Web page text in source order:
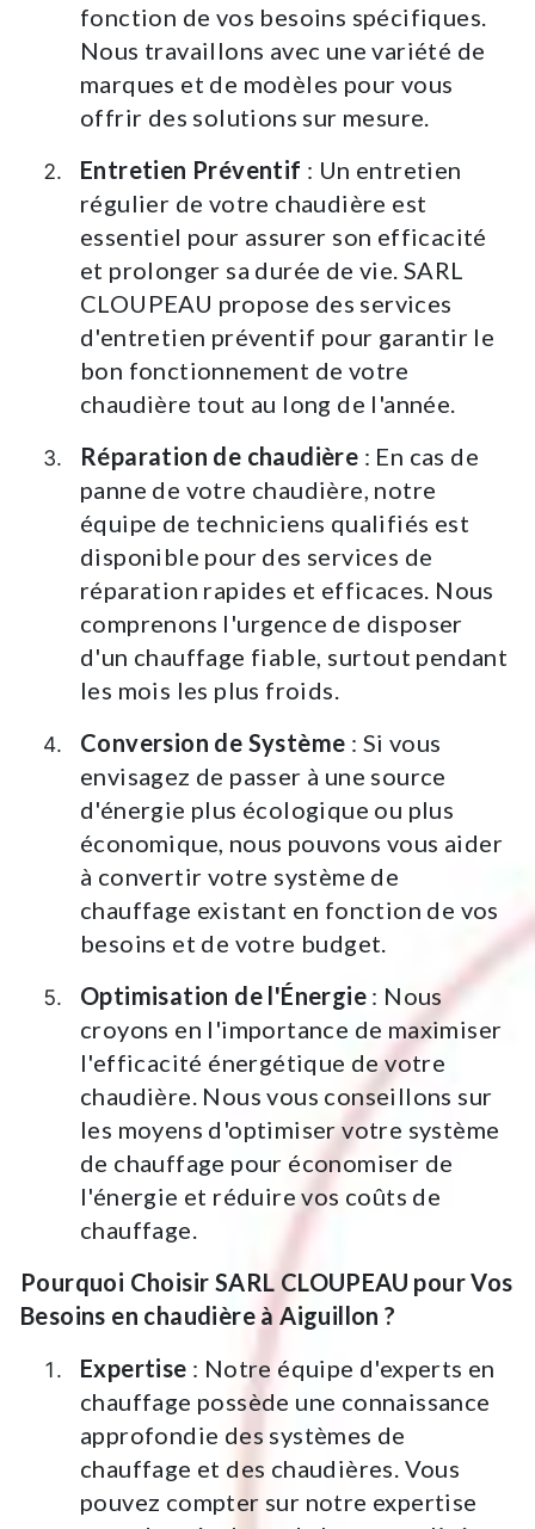
fonction de vos besoins spécifiques.
Nous travaillons avec une variété de
marques et de modèles pour vous
offrir des solutions sur mesure.
Entretien Préventif : Un entretien
régulier de votre chaudière est
essentiel pour assurer son efficacité
et prolonger sa durée de vie. SARL
CLOUPEAU propose des services
d'entretien préventif pour garantir le
bon fonctionnement de votre
chaudière tout au long de l'année.
Réparation de chaudière : En cas de
panne de votre chaudière, notre
équipe de techniciens qualifiés est
disponible pour des services de
réparation rapides et efficaces. Nous
comprenons l'urgence de disposer
d'un chauffage fiable, surtout pendant
les mois les plus froids.
Conversion de Système : Si vous
envisagez de passer à une source
d'énergie plus écologique ou plus
économique, nous pouvons vous aider
à convertir votre système de
chauffage existant en fonction de vos
besoins et de votre budget.
Optimisation de l'Énergie : Nous
croyons en l'importance de maximiser
l'efficacité énergétique de votre
chaudière. Nous vous conseillons sur
les moyens d'optimiser votre système
de chauffage pour économiser de
l'énergie et réduire vos coûts de
chauffage.
Pourquoi Choisir SARL CLOUPEAU pour Vos
Besoins en chaudière à Aiguillon ?
Expertise : Notre équipe d'experts en
chauffage possède une connaissance
approfondie des systèmes de
chauffage et des chaudières. Vous
pouvez compter sur notre expertise